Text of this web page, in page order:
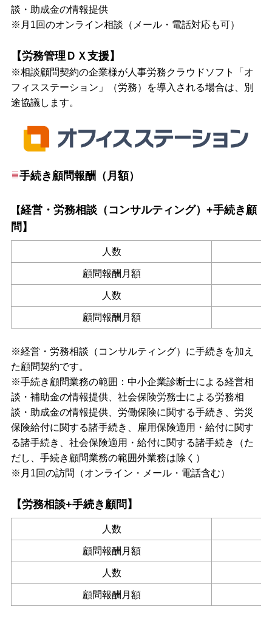
談・助成金の情報提供
※月1回のオンライン相談（メール・電話対応も可）
【労務管理ＤＸ支援】
※相談顧問契約の企業様が人事労務クラウドソフト「オ
フィスステーション」（労務）を導入される場合は、別
途協議します。
手続き 顧問報酬（月額）
【経営・労務相談（コンサルティング）+手続き顧
問】
人数
顧問報酬月額
人数
顧問報酬月額
※経営・労務相談（コンサルティング）に手続きを加え
た顧問契約です。
※手続き顧問業務の範囲：中小企業診断士による経営相
談・補助金の情報提供、社会保険労務士による労務相
談・助成金の情報提供、 労働保険に関する手続き、 労災
保険給付に関する諸手続き、
雇用保険適用・給付に関す
る諸手続き、 社会保険適用・給付に関する諸手続き（た
だし、手続き顧問業務の範囲外業務は除く）
※月1回の訪問（オンライン・メール・電話含む）
【労務相談+手続き顧問】
人数
顧問報酬月額
人数
顧問報酬月額